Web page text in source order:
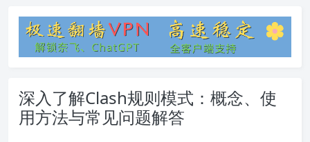
深入了解Clash规则模式：概念、使
用方法与常见问题解答